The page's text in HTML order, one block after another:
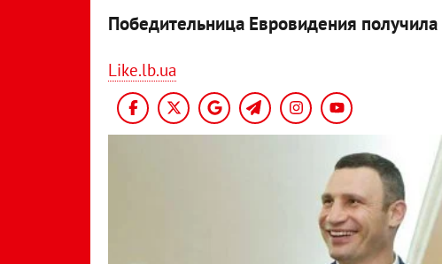
Победительница Евровидения
Like.lb.ua